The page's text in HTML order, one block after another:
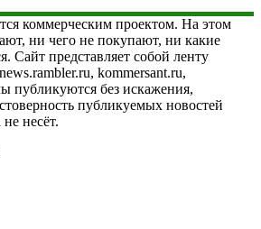
коммерческим проектом. На этом
ни чего не покупают, ни какие
Сайт представляет собой ленту
kommersant.ru,
публикуются без искажения,
публикуемых новостей
несёт.